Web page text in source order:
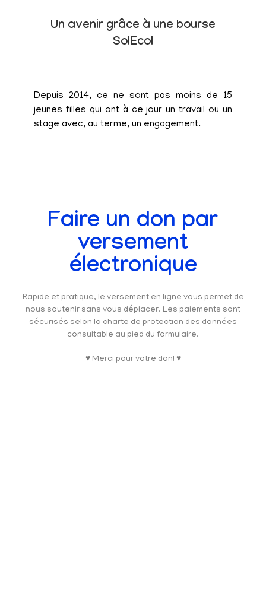
Un avenir grâce à une bourse
SolEcol
Depuis 2014, ce ne sont pas moins de 15
jeunes filles qui ont à ce jour un travail ou un
stage avec, au terme, un engagement.
Faire un don par
versement
électronique
Rapide et pratique, le versement en ligne vous permet de
nous soutenir sans vous déplacer. Les paiements sont
sécurisés selon la charte de protection des données
consultable au pied du formulaire.
♥ Merci pour votre don! ♥